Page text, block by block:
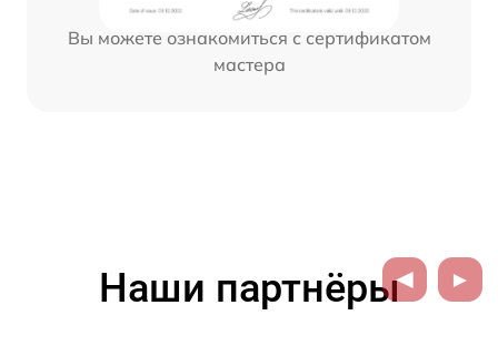
Вы можете ознакомиться с сертификатом
мастера
Наши партнёры